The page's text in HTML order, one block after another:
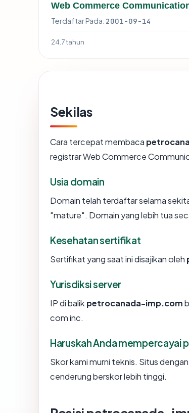
Web Commerce
Terdaftar Pada: 2001-09-14
24.7 tahun
Sekilas
Cara tercepat membaca
registrar Web Commerce
Usia domain
Domain telah terdaftar selama
"mature". Domain yang lebih tua
Kesehatan sertifikat
Sertifikat yang saat ini disajikan oleh
Yurisdiksi server
IP di balik petrocanada-imp.com
com inc.
Haruskah Anda
Skor kami murni teknis. Situs
cenderung berskor lebih tinggi.